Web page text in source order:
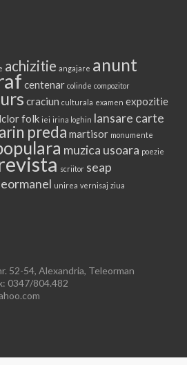
achizitie angajare anunt
centenar colinde compozitor
craciun culturala examen expozitie
folk iei irina loghin lansare carte
preda martisor monumente
muzica usoara poezie
scriitor seap
unirea vernisaj ziua
52-54, Alexandria, Teleorman
0347/804.482